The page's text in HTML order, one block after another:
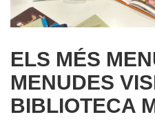
ELS MÉS
MENUDES
BIBLIOTECA